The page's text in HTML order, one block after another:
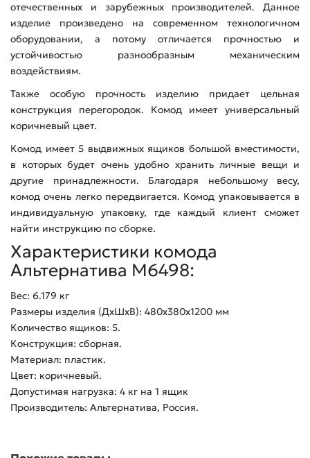
отечественных и зарубежных производителей. Данное
изделие произведено на современном технологичном
оборудовании, а потому отличается прочностью и
устойчивостью разнообразным механическим
воздействиям.
Также особую прочность изделию придает цельная
конструкция перегородок. Комод имеет универсальный
коричневый цвет.
Комод имеет 5 выдвижных ящиков большой вместимости,
в которых будет очень удобно хранить личные вещи и
другие принадлежности. Благодаря небольшому весу,
комод очень легко передвигается. Комод упаковывается в
индивидуальную упаковку, где каждый клиент сможет
найти инструкцию по сборке.
Характеристики комода
Альтернатива М6498:
Вес: 6.179 кг
Размеры изделия (ДхШхВ): 480х380х1200 мм
Количество ящиков: 5.
Конструкция: сборная.
Материал: пластик.
Цвет: коричневый.
Допустимая нагрузка: 4 кг на 1 ящик
Производитель: Альтернатива, Россия.